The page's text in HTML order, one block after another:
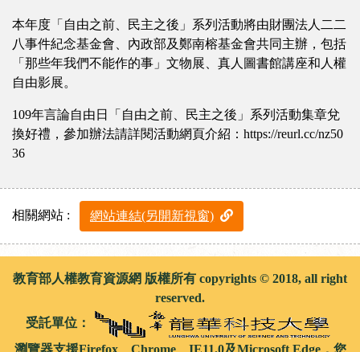
本年度「自由之前、民主之後」系列活動將由財團法人二二
八事件紀念基金會、內政部及鄭南榕基金會共同主辦，包括
「那些年我們不能作的事」文物展、真人圖書館講座和人權
自由影展。
109年言論自由日「自由之前、民主之後」系列活動集章兌
換好禮，參加辦法請詳閱活動網頁介紹：https://reurl.cc/nz50
36
相關網站 : 網站連結(另開新視窗)
教育部人權教育資源網 版權所有 copyrights © 2018, all right
reserved.
受託單位：
瀏覽器支援Firefox、Chrome、IE11.0及Microsoft Edge，您